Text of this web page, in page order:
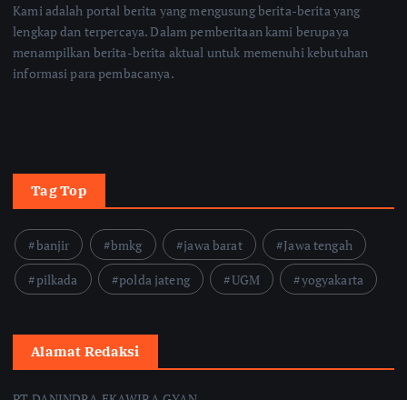
Kami adalah portal berita yang mengusung berita-berita yang
lengkap dan terpercaya. Dalam pemberitaan kami berupaya
menampilkan berita-berita aktual untuk memenuhi kebutuhan
informasi para pembacanya.
Tag Top
banjir bmkg jawa barat
Jawa tengah
pilkada
polda jateng UGM yogyakarta
Alamat Redaksi